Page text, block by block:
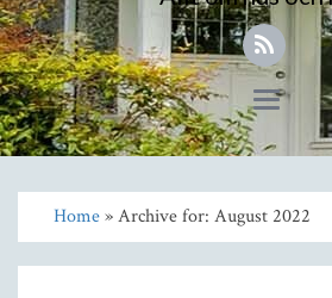
Toggle
Home» Archive for: August 2022